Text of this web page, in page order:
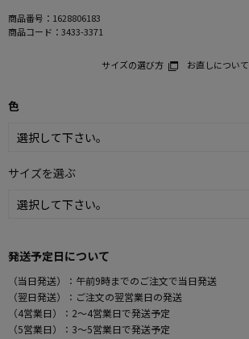
商品番号： 1628806183
商品コード： 3433-3371
サイズの選び方 お直しについて
色
サイズを選ぶ
発送予定日について
（当日発送）：午前9時までのご注文で当日発送
（翌日発送）：ご注文の翌営業日の発送
（4営業日）：2～4営業日で発送予定
（5営業日）：3～5営業日で発送予定